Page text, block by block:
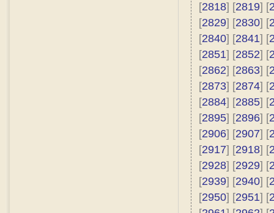
[2818] [2819] [
[2829] [2830] [
[2840] [2841] [
[2851] [2852] [
[2862] [2863] [
[2873] [2874] [
[2884] [2885] [
[2895] [2896] [
[2906] [2907] [
[2917] [2918] [
[2928] [2929] [
[2939] [2940] [
[2950] [2951] [